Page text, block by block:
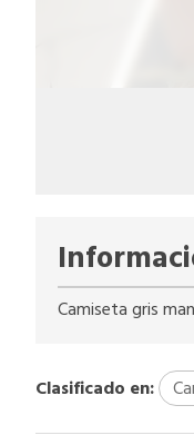
Camiseta gris
Clasificado en: